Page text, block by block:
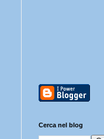
Cerca nel blog